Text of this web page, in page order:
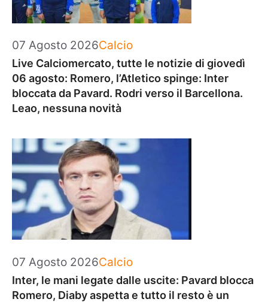
07 Agosto 2026Categorie
Calcio
Live Calciomercato, tutte le notizie di giovedì
06 agosto: Romero, l’Atletico spinge: Inter
bloccata da Pavard. Rodri verso il Barcellona.
Leao, nessuna novità
07 Agosto 2026Categorie
Calcio
Inter, le mani legate dalle uscite: Pavard blocca
Romero, Diaby aspetta e tutto il resto è un